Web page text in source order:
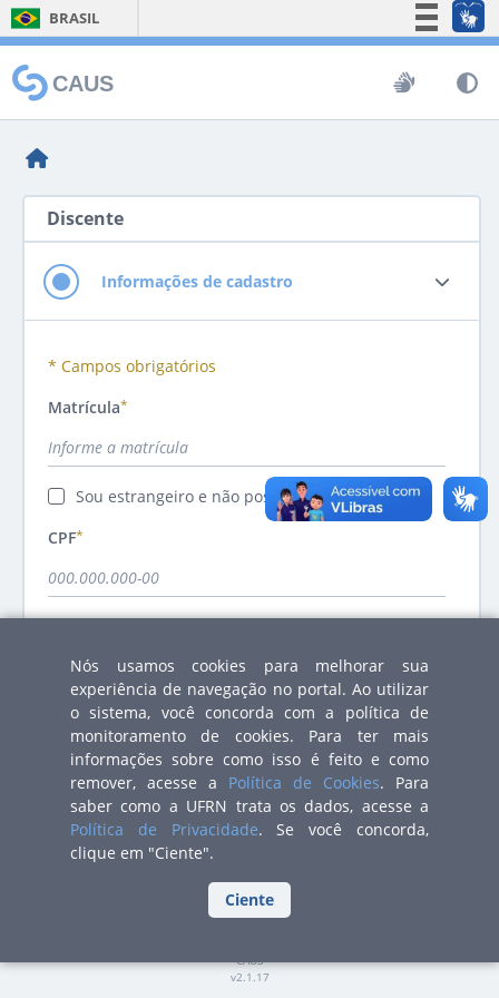
Nós usamos cookies para melhorar sua
experiência de navegação no portal. Ao utilizar
o sistema, você concorda com a política de
monitoramento de cookies. Para ter mais
informações sobre como isso é feito e como
remover, acesse a Política de Cookies. Para
saber como a UFRN trata os dados, acesse a
Política de Privacidade. Se você concorda,
clique em "Ciente".
Ciente
BRASIL
Participe
CAUS
Discente
Informações de cadastro
* Campos obrigatórios
Matrícula
Sou estrangeiro e não possuo CPF
CPF
CANCELAR
STI
CAUS
versão
v2.1.17